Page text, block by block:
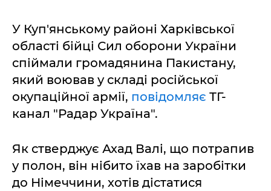
У Куп'янському районі Харківської
області бійці Сил оборони України
спіймали громадянина Пакистану,
який воював у складі російської
окупаційної армії, повідомляє ТГ-
канал "Радар Україна".
Як стверджує Ахад Валі, що потрапив
у полон, він нібито їхав на заробітки
до Німеччини, хотів дістатися